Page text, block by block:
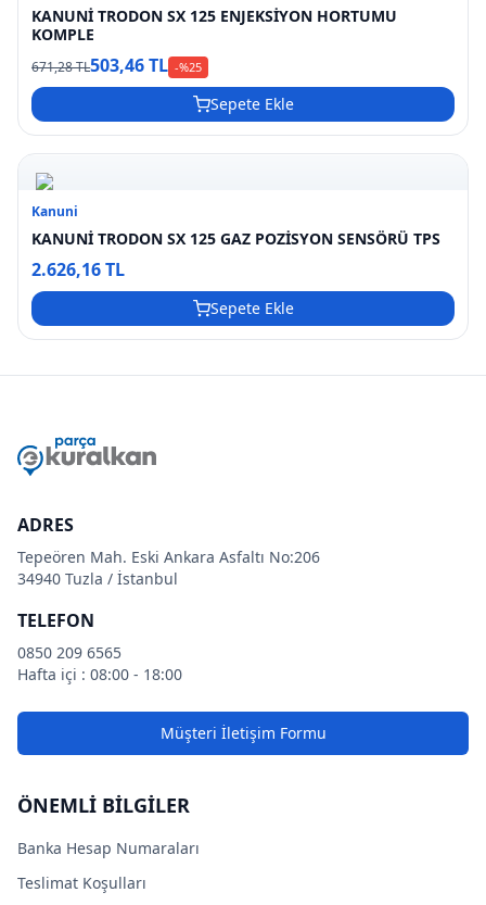
KANUNİ TRODON SX 125 ENJEKSİYON HORTUMU
KOMPLE
671,28 TL503,46 TL -%25
Sepete Ekle
Kanuni
KANUNİ TRODON SX 125 GAZ POZİSYON SENSÖRÜ TPS
2.626,16 TL
Sepete Ekle
ADRES
Tepeören Mah. Eski Ankara Asfaltı No:206
34940 Tuzla / İstanbul
TELEFON
0850 209 6565
Hafta içi : 08:00 - 18:00
Müşteri İletişim Formu
ÖNEMLİ BİLGİLER
Banka Hesap Numaraları
Teslimat Koşulları